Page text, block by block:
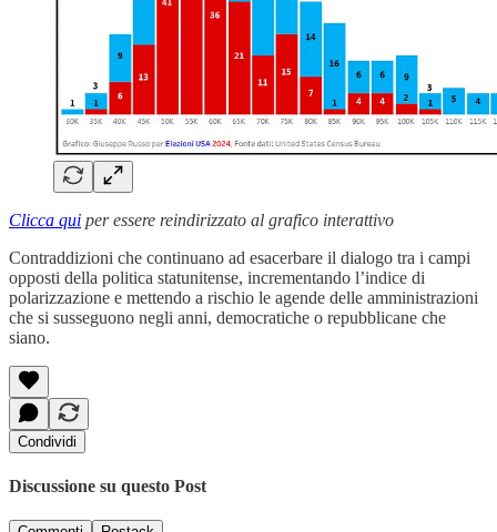
Clicca qui per essere reindirizzato al grafico interattivo
Contraddizioni che continuano ad esacerbare il dialogo tra i campi
opposti della politica statunitense, incrementando l’indice di
polarizzazione e mettendo a rischio le agende delle amministrazioni
che si susseguono negli anni, democratiche o repubblicane che
siano.
Condividi
Discussione su questo Post